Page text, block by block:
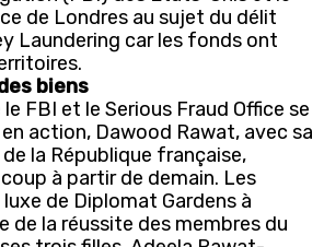
de Londres au sujet du délit
Laundering car les fonds ont
biens
FBI et le Serious Fraud Office se
action, Dawood Rawat, avec sa
de la République française,
à partir de demain. Les
de Diplomat Gardens à
de la réussite des membres du